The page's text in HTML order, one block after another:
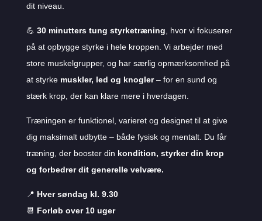
dit niveau.
💪 30 minutters tung styrketræning , hvor vi fokuserer
på at opbygge styrke i hele kroppen. Vi arbejder med
store muskelgrupper, og har særlig opmærksomhed på
at styrke muskler, led og knogler– for en sund og
stærk krop, der kan klare mere i hverdagen.
Træningen er funktionel, varieret og designet til at give
dig maksimalt udbytte – både fysisk og mentalt. Du får
træning, der booster din kondition, styrker din krop
og forbedrer dit generelle velvære.
📍 Hver søndag kl. 9.30
📆 Forløb over 10 uger